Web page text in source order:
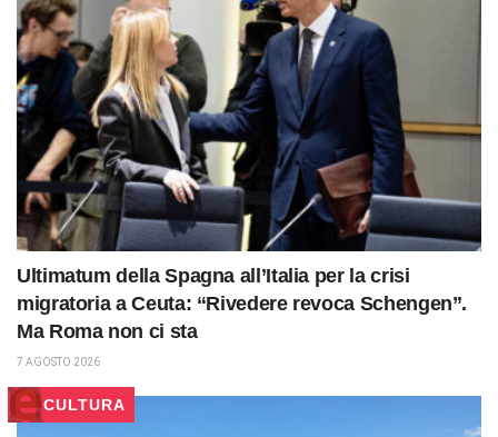
Ultimatum della Spagna all’Italia per la crisi
migratoria a Ceuta: “Rivedere revoca Schengen”.
Ma Roma non ci sta
7 AGOSTO 2026
CULTURA